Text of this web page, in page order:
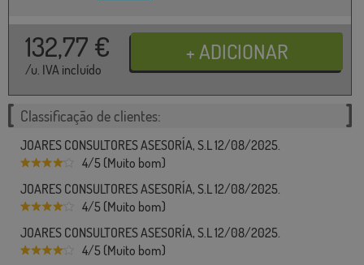
132,77 €
/u. IVA incluído
Classificação de clientes:
JOARES CONSULTORES ASESORÍA, S.L 12/08/2025.
4/5 (Muito bom)
JOARES CONSULTORES ASESORÍA, S.L 12/08/2025.
4/5 (Muito bom)
JOARES CONSULTORES ASESORÍA, S.L 12/08/2025.
4/5 (Muito bom)